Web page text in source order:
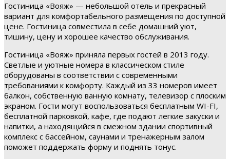
Гостиница «Вояж» — небольшой отель и прекрасный
вариант для комфортабельного размещения по доступной
цене. Гостиница совместила в себе домашний уют,
тишину, цену и хорошее качество обслуживания.
Гостиница «Вояж» приняла первых гостей в 2013 году.
Светлые и уютные номера в классическом стиле
оборудованы в соответствии с современными
требованиями к комфорту. Каждый из 33 номеров имеет
балкон, собственную ванную комнату, телевизор с плоским
экраном. Гости могут воспользоваться бесплатным WI-FI,
бесплатной парковкой, кафе, где подают легкие закуски и
напитки, а находящийся в смежном здании спортивный
комплекс с бассейном, саунами и тренажерным залом
поможет поддержать форму и поднять тонус.